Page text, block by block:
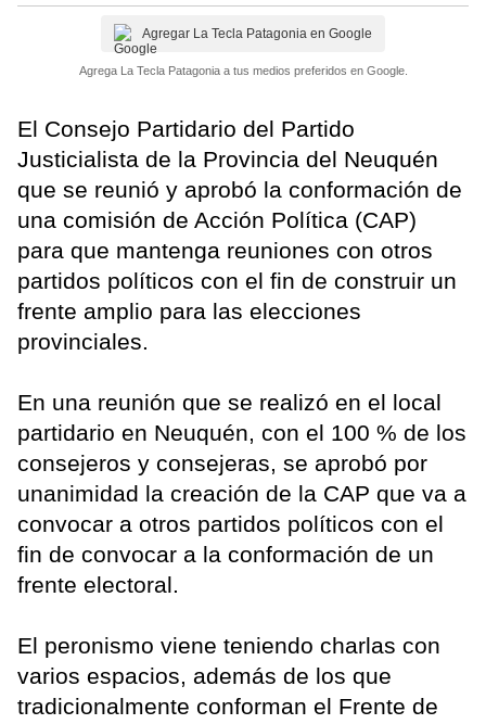
Agregar La Tecla Patagonia en Google
Agrega La Tecla Patagonia a tus medios preferidos en Google.
El Consejo Partidario del Partido
Justicialista de la Provincia del Neuquén
que se reunió y aprobó la conformación de
una comisión de Acción Política (CAP)
para que mantenga reuniones con otros
partidos políticos con el fin de construir un
frente amplio para las elecciones
provinciales.
En una reunión que se realizó en el local
partidario en Neuquén, con el 100 % de los
consejeros y consejeras, se aprobó por
unanimidad la creación de la CAP que va a
convocar a otros partidos políticos con el
fin de convocar a la conformación de un
frente electoral.
El peronismo viene teniendo charlas con
varios espacios, además de los que
tradicionalmente conforman el Frente de